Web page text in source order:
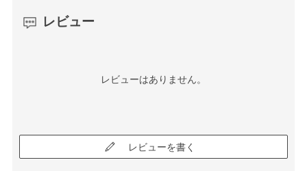
レビュー
レビューはありません。
レビューを書く